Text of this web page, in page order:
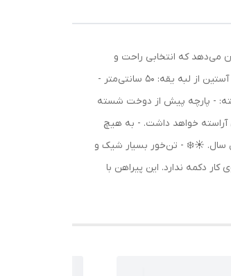
با طراحی فری سایز، مناسب بانوان تا سایز 52 است و به شما اطمینان می‌دهد که انتخابی راحت و
دلنشین خواهید داشت. جنس کفتان کراش آن، لطافت و زیبایی خاصی به این پیراهن بخشیده است. 🌸 جزئیات محصول: - قد پیراهن: 130 سانتی‌متر - قد آستین از لبه یقه: 50 سانتی‌متر -
46 سانتی‌متر - عرض پایین پیراهن: 136 سانتی‌متر ویژگی‌های برجسته: - پارچه پیش از دوخت شسته
آراسته خواهد داشت. - به هیچ
سال. ☀️❄️ - تن‌خور بسیار شیک و
دکمه ندارد. این پیراهن با